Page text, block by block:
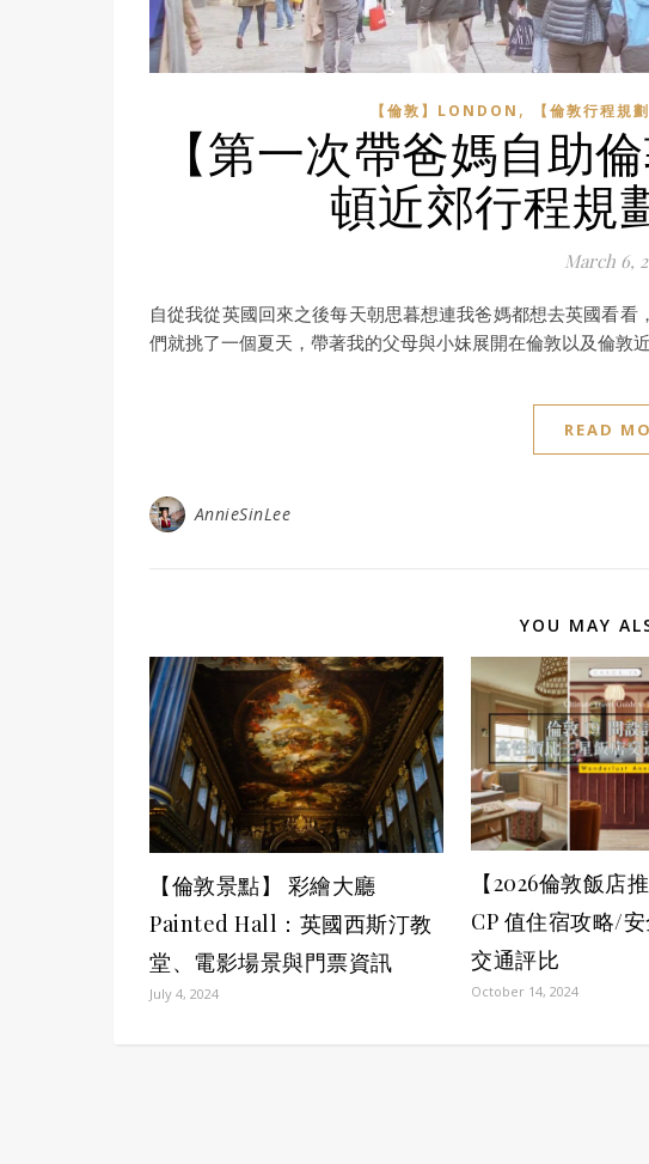
【倫敦】LONDON , 【倫敦行程規劃
【第一次帶爸媽自助
頓近郊行程規
March 6,
自從我從英國回來之後每天朝思暮想連我爸媽都想去英國看
們就挑了一個夏天，帶著我的父母與小妹展開在倫敦以及倫敦
READ
AnnieSinLee
YOU MAY
【倫敦景點】 彩繪大廳
Painted Hall：英國西斯汀教
堂、電影場景與門票資訊
July 4, 2024
【2026倫敦飯店
CP 值住宿攻略/
交通評比
October 14, 2024